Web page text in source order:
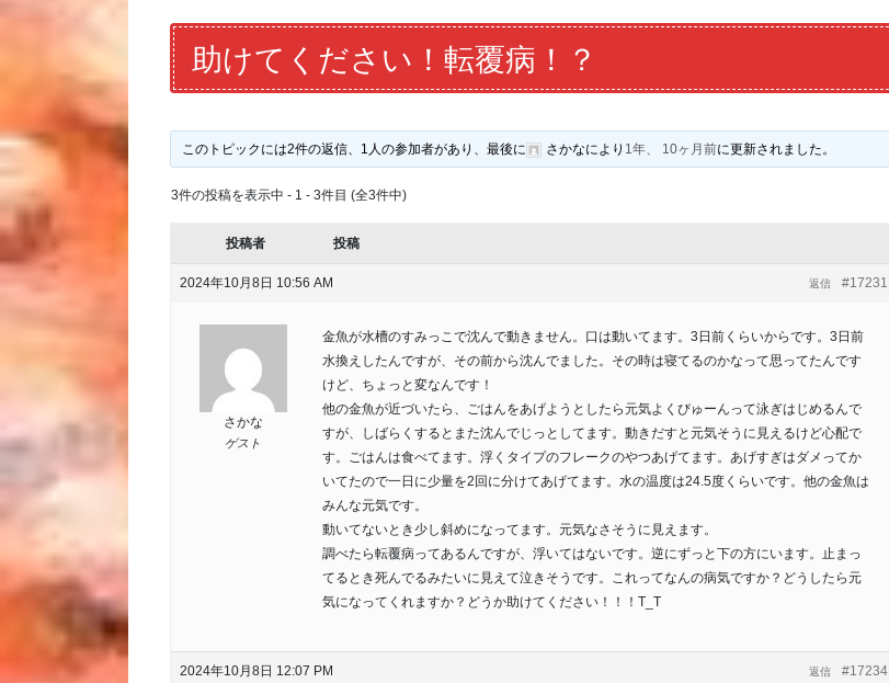
助けてください！転覆病！？
このトピックには2件の返信、1人の参加者があり、最後に さかなにより 1年、 10ヶ月前に更新されました。
3件の投稿を表示中 - 1 - 3件目 (全3件中)
投稿者 投稿
2024年10月8日 10:56 AM #17231
返信
さかな
ゲスト
金魚が水槽のすみっこで沈んで動きません。口は動いてます。3日前くらいからです。3日前
水換えしたんですが、その前から沈んでました。その時は寝てるのかなって思ってたんです
けど、ちょっと変なんです！
他の金魚が近づいたら、ごはんをあげようとしたら元気よくびゅーんって泳ぎはじめるんで
すが、しばらくするとまた沈んでじっとしてます。動きだすと元気そうに見えるけど心配で
す。ごはんは食べてます。浮くタイプのフレークのやつあげてます。あげすぎはダメってか
いてたので一日に少量を2回に分けてあげてます。水の温度は24.5度くらいです。他の金魚は
みんな元気です。
動いてないとき少し斜めになってます。元気なさそうに見えます。
調べたら転覆病ってあるんですが、浮いてはないです。逆にずっと下の方にいます。止まっ
てるとき死んでるみたいに見えて泣きそうです。これってなんの病気ですか？どうしたら元
気になってくれますか？どうか助けてください！！！T_T
2024年10月8日 12:07 PM #17234
返信